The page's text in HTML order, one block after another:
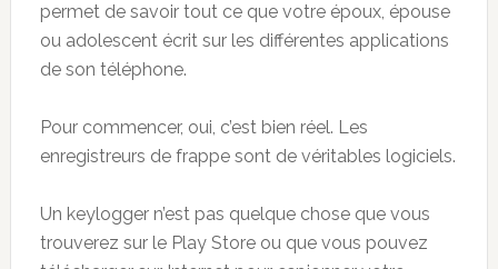
permet de savoir tout ce que votre époux, épouse
ou adolescent écrit sur les différentes applications
de son téléphone.
Pour commencer, oui, c’est bien réel. Les
enregistreurs de frappe sont de véritables logiciels.
Un keylogger n’est pas quelque chose que vous
trouverez sur le Play Store ou que vous pouvez